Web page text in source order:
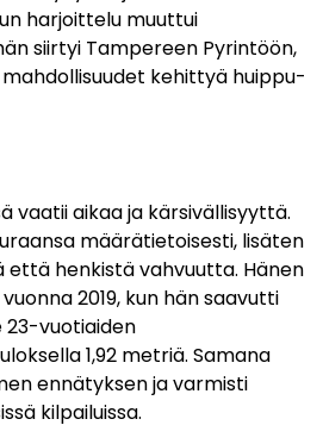
harjoittelu muuttui
siirtyi Tampereen Pyrintöön,
kehittyä huippu-
vaatii aikaa ja kärsivällisyyttä.
määrätietoisesti, lisäten
että henkistä vahvuutta. Hänen
2019, kun hän saavutti
23-vuotiaiden
1,92 metriä. Samana
ennätyksen ja varmisti
kilpailuissa.